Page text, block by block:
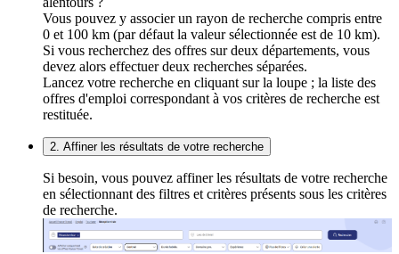
Vous pouvez y associer un rayon de recherche compris entre
0 et 100 km (par défaut la valeur sélectionnée est de 10 km).
Si vous recherchez des offres sur deux départements, vous
devez alors effectuer deux recherches séparées.
Lancez votre recherche en cliquant sur la loupe ; la liste des
offres d'emploi correspondant à vos critères de recherche est
restituée.
2. Affiner les résultats de votre recherche
Si besoin, vous pouvez affiner les résultats de votre recherche
en sélectionnant des filtres et critères présents sous les critères
de recherche.